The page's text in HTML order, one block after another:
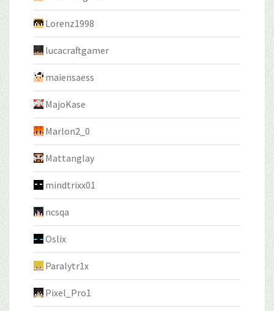
Lorenz1998
lucacraftgamer
maiensaess
MajoKase
Marlon2_0
Mattanglay
mindtrixx01
ncsqa
Oslix
Paralytr1x
Pixel_Pro1